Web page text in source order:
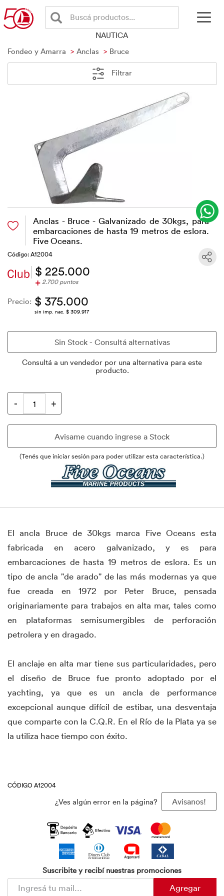
Buscá productos...
NAUTICA
Fondeo y Amarra
Anclas Bruce
Filtrar
Anclas - Bruce - Galvanizado de 30kgs, para
embarcaciones de hasta 19 metros de eslora.
Five Oceans.
Código: A12004
$ 225.000
+2.700 puntos
Precio: $ 375.000
sin imp. nac. $ 309.917
Consultá a un vendedor por una alternativa para este
producto.
(Tenés que iniciar sesión para poder utilizar esta característica.)
El ancla Bruce de 30kgs marca Five Oceans esta
fabricada en acero galvanizado, y es para
embarcaciones de hasta 19 metros de eslora. Es un
tipo de ancla "de arado" de las más modernas ya que
fue creada en 1972 por Peter Bruce, pensada
originariamente para trabajos ​en alta mar, tales como
en plataformas semisumergibles de perforación
petrolera y en dragado.
El anclaje​ en alta mar tiene sus particularidades, pero
el diseño de Bruce fue pronto adoptado por el
yachting, ya que es un ancla de performance
excepcional aunque difícil de estibar, una desventaja
que comparte con la C.Q.R. En el Río de la Plata ​ya se
la utiliza hace tiempo con éxito.
CÓDIGO A12004
¿Ves algún error en la página? Avisanos!
Suscribite y recibí nuestras promociones
Agregar